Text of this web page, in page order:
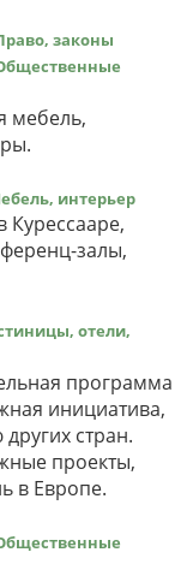
законы
мебель,
интерьер
Курессааре,
залы,
отели,
программа
инициатива,
стран.
проекты,
в Европе.